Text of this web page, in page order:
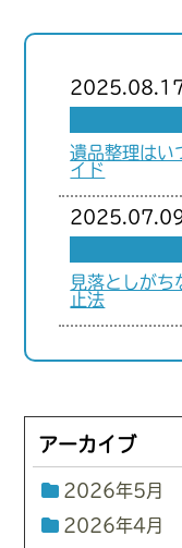
遺品整理はい
イド
見落としがち
止法
アーカイブ
2026年5月
2026年4月